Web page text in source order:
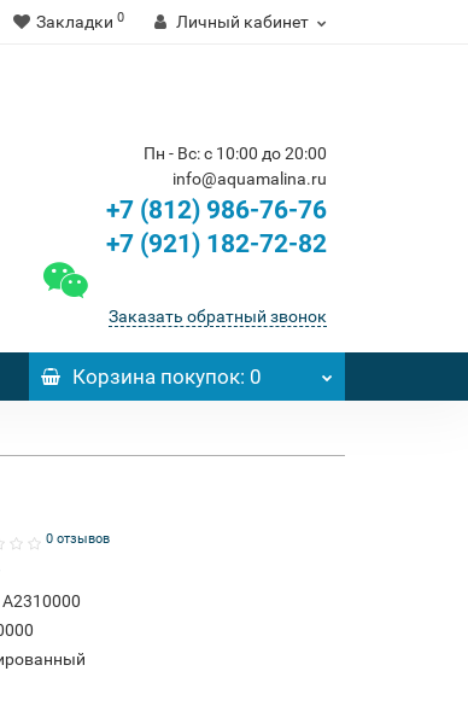
Закладки 0 Личный кабинет
Пн - Вс: с 10:00 до 20:00
info@aquamalina.ru
+7 (812) 986-76-76
+7 (921) 182-72-82
Заказать обратный звонок
Корзинапокупок: 0
0 отзывов
А2310000